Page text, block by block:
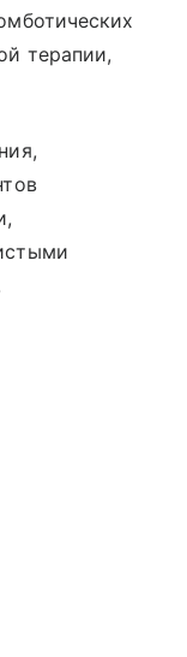
терапии,